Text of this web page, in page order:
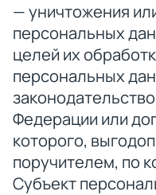
— уничтожения
персональных
целей их
персональных
Федерации или
которого,
поручителем, по
Субъект